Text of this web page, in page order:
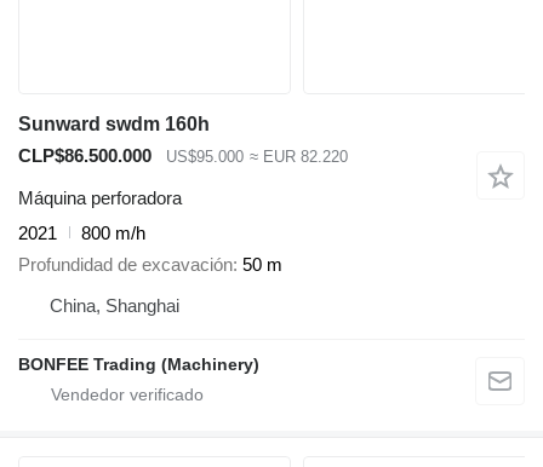
Sunward swdm 160h
CLP$86.500.000
US$95.000 ≈ EUR 82.220
Máquina perforadora
2021
800 m/h
Profundidad de excavación 50 m
China, Shanghai
BONFEE Trading (Machinery)